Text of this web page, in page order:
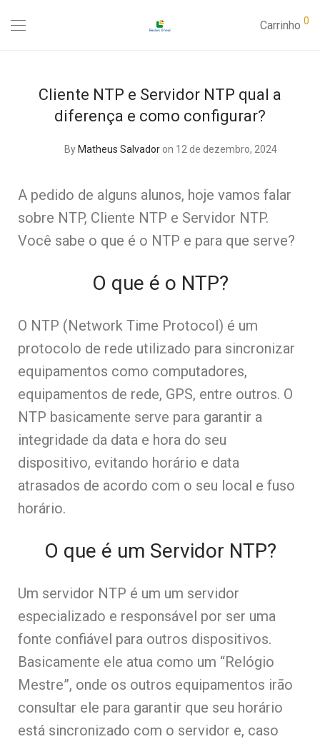
Carrinho 0
Cliente NTP e Servidor NTP qual a
diferença e como configurar?
By Matheus Salvador on 12 de dezembro, 2024
A pedido de alguns alunos, hoje vamos falar
sobre NTP, Cliente NTP e Servidor NTP.
Você sabe o que é o NTP e para que serve?
O que é o NTP?
O NTP (Network Time Protocol) é um
protocolo de rede utilizado para sincronizar
equipamentos como computadores,
equipamentos de rede, GPS, entre outros. O
NTP basicamente serve para garantir a
integridade da data e hora do seu
dispositivo, evitando horário e data
atrasados de acordo com o seu local e fuso
horário.
O que é um Servidor NTP?
Um servidor NTP é um um servidor
especializado e responsável por ser uma
fonte confiável para outros dispositivos.
Basicamente ele atua como um “Relógio
Mestre”, onde os outros equipamentos irão
consultar ele para garantir que seu horário
está sincronizado com o servidor e, caso